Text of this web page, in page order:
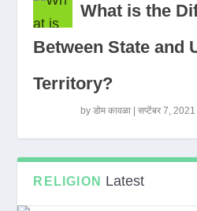
What is the
Between State and
Territory?
byडोम कावळा |सप्टेंबर 7, 2021
RELIGION Latest